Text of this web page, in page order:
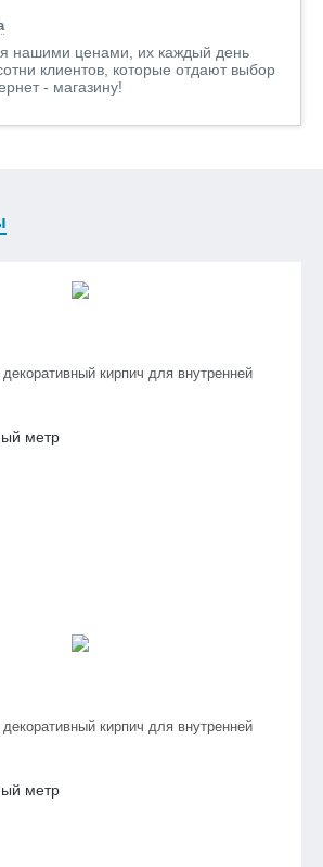
нашими ценами, их каждый день
клиентов, которые отдают выбор
- магазину!
кирпич для внутренней
метр
кирпич для внутренней
метр